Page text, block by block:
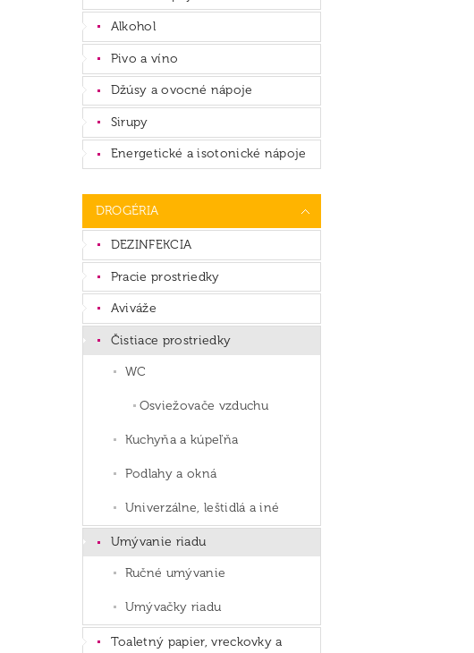
Alkohol
Pivo a víno
Džúsy a ovocné nápoje
Sirupy
Energetické a isotonické nápoje
DROGÉRIA
DEZINFEKCIA
Pracie prostriedky
Aviváže
Čistiace prostriedky
WC
Osviežovače vzduchu
Kuchyňa a kúpeľňa
Podlahy a okná
Univerzálne, leštidlá a iné
Umývanie riadu
Ručné umývanie
Umývačky riadu
Toaletný papier, vreckovky a